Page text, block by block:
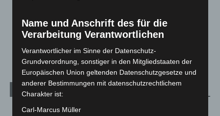
Über uns
Veranstaltungen
Welt
Archiv
August 2026(10)
Name und Anschrift des für die
Verarbeitung Verantwortlichen
Verantwortlicher im Sinne der Datenschutz-
Grundverordnung, sonstiger in den Mitgliedstaaten der
Europäischen Union geltenden Datenschutzgesetze und
anderer Bestimmungen mit datenschutzrechtlichem
Charakter ist:
Carl-Marcus Müller